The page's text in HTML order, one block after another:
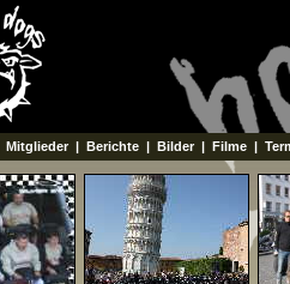
Mitglieder | Berichte | Bilder | Filme |